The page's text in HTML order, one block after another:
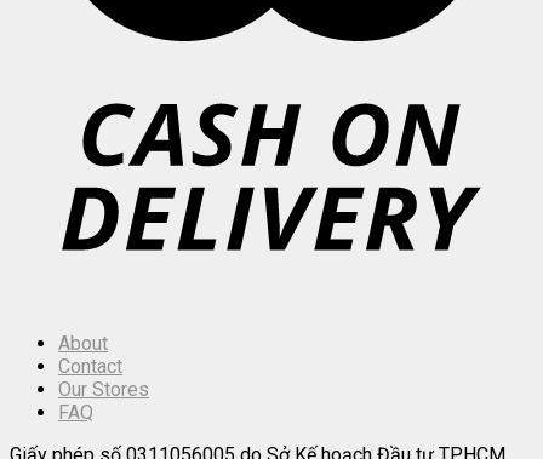
About
Contact
Our Stores
FAQ